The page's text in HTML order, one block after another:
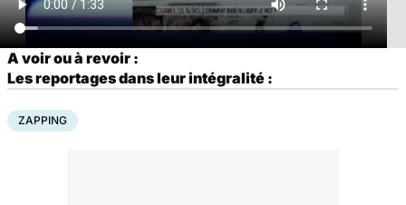
A voir ou à revoir :
Les reportages dans leur intégralité :
ZAPPING